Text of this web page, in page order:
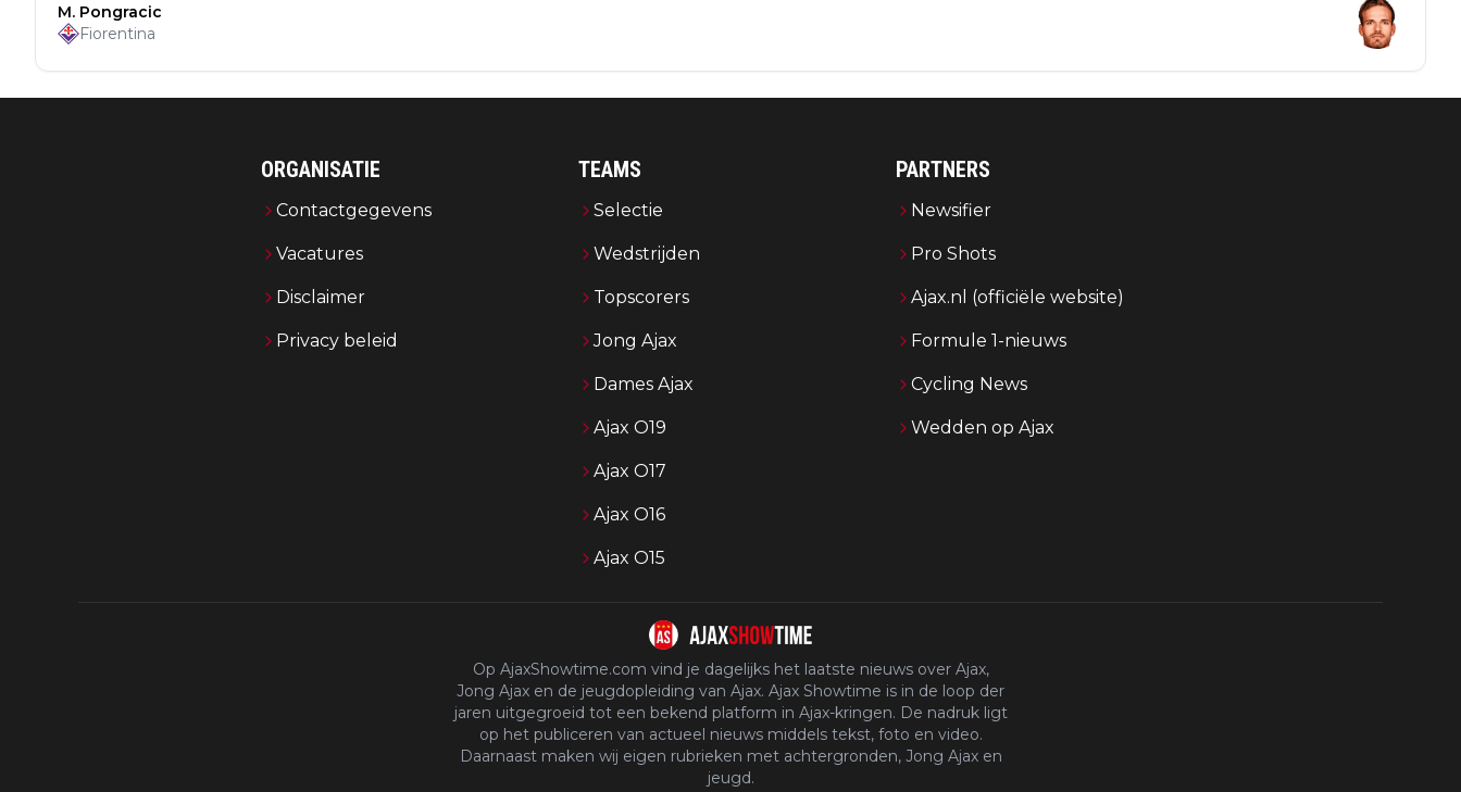
M. Pongracic
Fiorentina
ORGANISATIE
Contactgegevens
Vacatures
Disclaimer
Privacy beleid
TEAMS
Selectie
Wedstrijden
Topscorers
Jong Ajax
Dames Ajax
Ajax O19
Ajax O17
Ajax O16
Ajax O15
PARTNERS
Newsifier
Pro Shots
Ajax.nl (officiële website)
Formule 1-nieuws
Cycling News
Wedden op Ajax
Op AjaxShowtime.com vind je dagelijks het laatste nieuws over Ajax,
Jong Ajax en de jeugdopleiding van Ajax. Ajax Showtime is in de loop der
jaren uitgegroeid tot een bekend platform in Ajax-kringen. De nadruk ligt
op het publiceren van actueel nieuws middels tekst, foto en video.
Daarnaast maken wij eigen rubrieken met achtergronden, Jong Ajax en
jeugd.